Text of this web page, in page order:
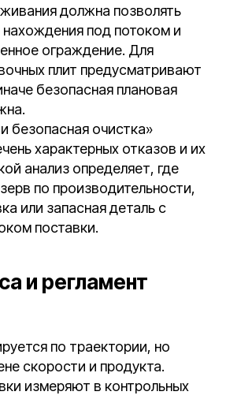
должна позволять
под потоком и
ограждение. Для
плит предусматривают
безопасная плановая
безопасная очистка»
характерных отказов и их
анализ определяет, где
по производительности,
или запасная деталь с
поставки.
и регламент
по траектории, но
скорости и продукта.
измеряют в контрольных